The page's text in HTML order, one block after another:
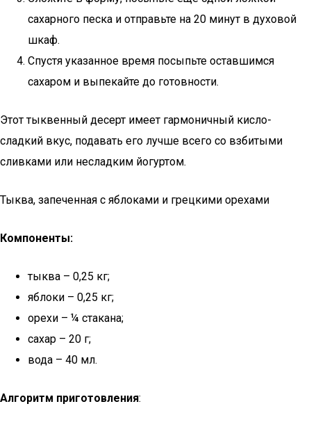
сахарного песка и отправьте на 20 минут в духовой
шкаф.
Спустя указанное время посыпьте оставшимся
сахаром и выпекайте до готовности.
Этот тыквенный десерт имеет гармоничный кисло-
сладкий вкус, подавать его лучше всего со взбитыми
сливками или несладким йогуртом.
Тыква, запеченная с яблоками и грецкими орехами
Компоненты:
тыква – 0,25 кг;
яблоки – 0,25 кг;
орехи – ¼ стакана;
сахар – 20 г;
вода – 40 мл.
Алгоритм приготовления: